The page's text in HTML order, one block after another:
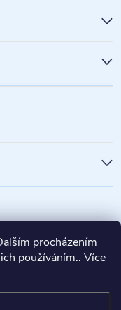
procházením
používáním.. Více